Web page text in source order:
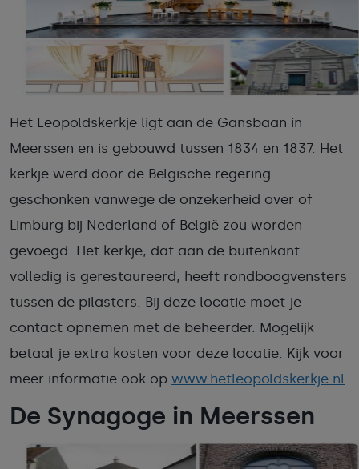
Het Leopoldskerkje ligt aan de Gansbaan in
Meerssen en is gebouwd tussen 1834 en 1837. Het
kerkje werd door de Belgische regering
geschonken vanwege de onzekerheid over of
Limburg bij Nederland of België zou worden
gevoegd. Het kerkje, dat aan de buitenkant
volledig is gerestaureerd, heeft rondboogvensters
tussen de pilasters. Bij deze locatie moet je
contact opnemen met de beheerder. Mogelijk
betaal je extra kosten voor deze locatie. Kijk voor
meer informatie ook op www.hetleopoldskerkje.nl.
De Synagoge in Meerssen